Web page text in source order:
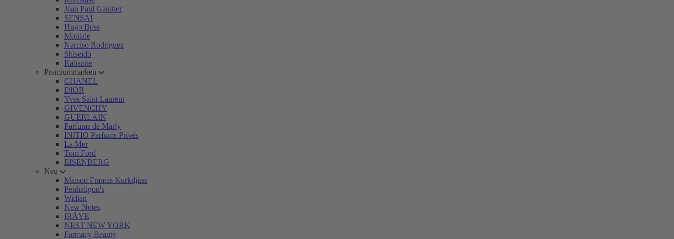
Jean Paul Gaultier
SENSAI
Hugo Boss
Montale
Narciso Rodriguez
Shiseido
Rabanne
Premiummarken
CHANEL
DIOR
Yves Saint Laurent
GIVENCHY
GUERLAIN
Parfums de Marly
INITIO Parfums Privés
La Mer
Tom Ford
EISENBERG
Neu
Maison Francis Kurkdjian
Penhaligon's
Widian
New Notes
IRÄYE
NEST NEW YORK
Farmacy Beauty